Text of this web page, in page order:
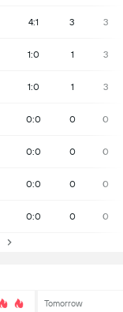
4:1 3 3
1:0 1 3
1:0 1 3
0:0 0 0
0:0 0 0
0:0 0 0
0:0 0 0
Tomorrow